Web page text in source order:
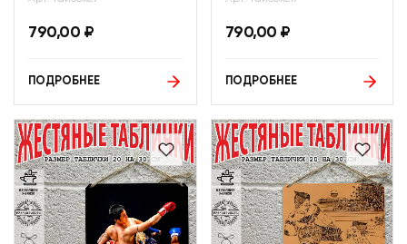
790,00 ₽
ПОДРОБНЕЕ
790,00 ₽
ПОДРОБНЕЕ